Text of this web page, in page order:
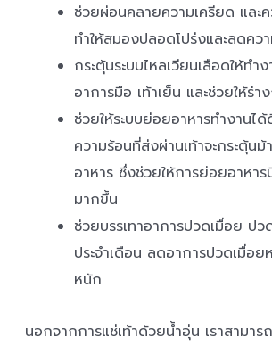
ช่วยผ่อนคลายความเครียด และ
ทำให้สมองปลอดโปร่งและลดคว
กระตุ้นระบบไหลเวียนเลือดให้ท
อาการมือ เท้าเย็น และช่วยให้ร่
ช่วยให้ระบบย่อยอาหารทำงานไ
ความร้อนที่ส่งผ่านเท้าจะกระตุ้นม้
อาหาร ซึ่งช่วยให้การย่อยอาหา
มากขึ้น
ช่วยบรรเทาอาการปวดเมื่อย ป
ประจำเดือน ลดอาการปวดเมื่อ
หนัก
นอกจากการแช่เท้าด้วยน้ำอุ่น เราสามาร